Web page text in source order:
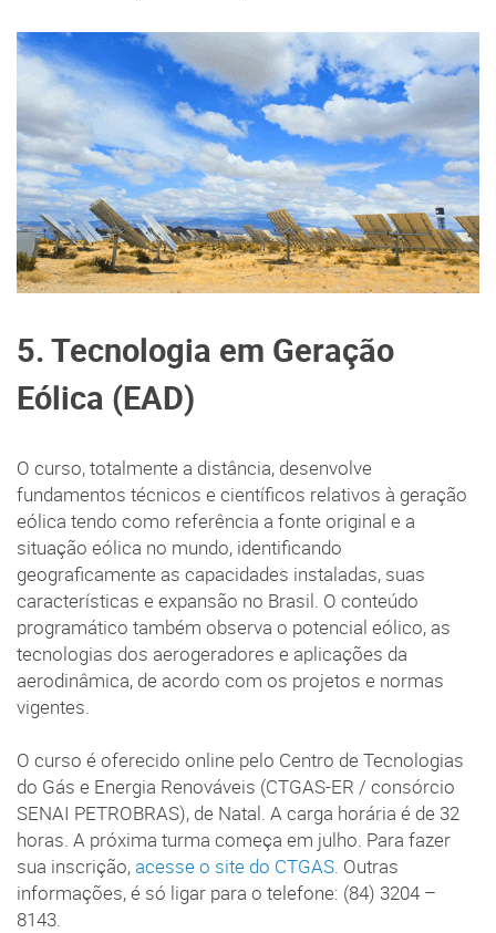
5. Tecnologia em Geração
Eólica (EAD)
O curso, totalmente a distância, desenvolve
fundamentos técnicos e científicos relativos à geração
eólica tendo como referência a fonte original e a
situação eólica no mundo, identificando
geograficamente as capacidades instaladas, suas
características e expansão no Brasil. O conteúdo
programático também observa o potencial eólico, as
tecnologias dos aerogeradores e aplicações da
aerodinâmica, de acordo com os projetos e normas
vigentes.
O curso é oferecido online pelo Centro de Tecnologias
do Gás e Energia Renováveis (CTGAS-ER / consórcio
SENAI PETROBRAS), de Natal. A carga horária é de 32
horas. A próxima turma começa em julho. Para fazer
sua inscrição,acesse o site do CTGAS. Outras
informações, é só ligar para o telefone: (84) 3204 –
8143.